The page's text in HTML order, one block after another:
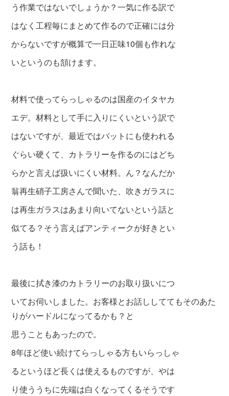
う作業ではないでしょうか？一気に作る訳で
はなく工程毎にまとめて作るので正確には分
からないですが概算で一日正味10個も作れな
いというのも頷けます。
材料で使ってらっしゃるのは国産のイタヤカ
エデ。材料として手に入りにくいという訳で
はないですが、最近ではバットにも使われる
ぐらい硬くて、カトラリーを作るのにはどち
らかと言えば扱いにくい材料。ん？なんだか
翁再生硝子工房さんで聞いた、吹きガラスに
は再生ガラスはあまり向いてないという話と
似てる？そう言えばアンティークが好きとい
う話も！
最後に拭き漆のカトラリーのお取り扱いにつ
いてお伺いしました。お客様とお話ししててもそのあた
りがハードルになってるかも？と
思うこともあったので。
8年ほど使い続けてらっしゃる方もいらっしゃ
るというほど長くは使えるものですが、やは
り使ううちに先端は白くなってくるそうです